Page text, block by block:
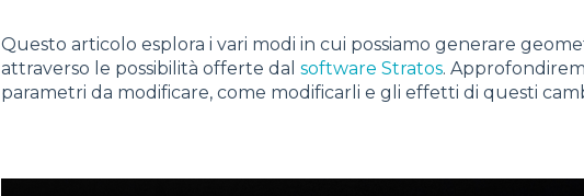
Questo articolo esplora i vari modi in cui possiamo generare
attraverso le possibilità offerte dal software Stratos.
parametri da modificare, come modificarli e gli effetti di questi